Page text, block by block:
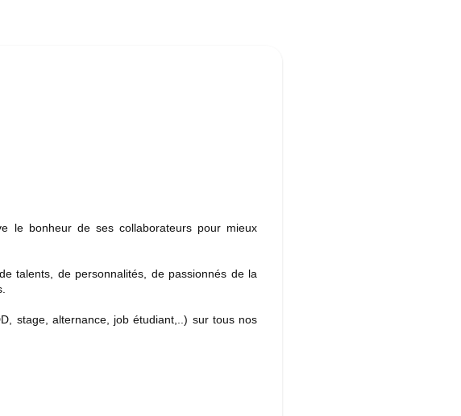
le bonheur de ses collaborateurs pour mieux
talents, de personnalités, de passionnés de la
stage, alternance, job étudiant,..) sur tous nos